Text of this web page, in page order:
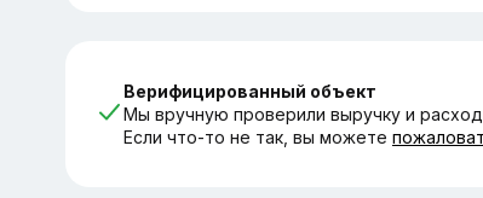
Верифицированный объект
Мы вручную проверили выручку и
Если что-то не так, вы можете